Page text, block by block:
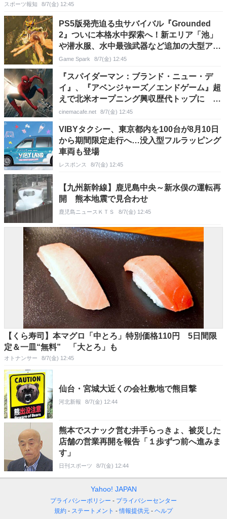
スポーツ報知 8/7(金) 12:45
PS5版発売迫る虫サバイバル『Grounded
2』ついに本格水中探索へ！新エリア「池」
や潜水服、水中最強武器など追加の大型アプ
デ8月11日配信
Game Spark 8/7(金) 12:45
『スパイダーマン：ブランド・ニュー・デ
イ』、『アベンジャーズ／エンドゲーム』超
えで北米オープニング興収歴代トップに ル
ッソ兄弟が祝福
cinemacafe.net 8/7(金) 12:45
VIBYタクシー、東京都内を100台が8月10日
から期間限定走行へ…没入型フルラッピング
車両も登場
レスポンス 8/7(金) 12:45
【九州新幹線】鹿児島中央～新水俣の運転再
開 熊本地震で見合わせ
鹿児島ニュースＫＴＳ 8/7(金) 12:45
【くら寿司】本マグロ「中とろ」特別価格110円 5日間限
定＆一皿“無料” 「大とろ」も
オトナンサー 8/7(金) 12:45
仙台・宮城大近くの会社敷地で熊目撃
河北新報 8/7(金) 12:44
熊本でスナック営む井手らっきょ、被災した
店舗の営業再開を報告「１歩ずつ前へ進みま
す」
日刊スポーツ 8/7(金) 12:44
Yahoo! JAPAN
プライバシーポリシー
プライバシーセンター
規約
ステートメント 情報提供元
ヘルプ